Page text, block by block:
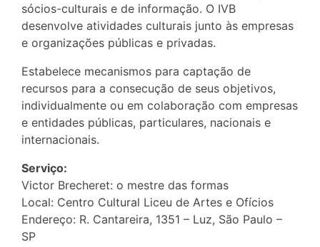
sócios-culturais e de informação. O IVB
desenvolve atividades culturais junto às empresas
e organizações públicas e privadas.
Estabelece mecanismos para captação de
recursos para a consecução de seus objetivos,
individualmente ou em colaboração com empresas
e entidades públicas, particulares, nacionais e
internacionais.
Serviço:
Victor Brecheret: o mestre das formas
Local: Centro Cultural Liceu de Artes e Ofícios
Endereço: R. Cantareira, 1351 – Luz, São Paulo –
SP